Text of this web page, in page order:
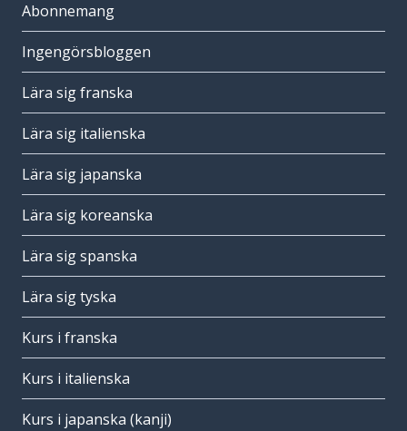
Abonnemang
Ingengörsbloggen
Lära sig franska
Lära sig italienska
Lära sig japanska
Lära sig koreanska
Lära sig spanska
Lära sig tyska
Kurs i franska
Kurs i italienska
Kurs i japanska (kanji)